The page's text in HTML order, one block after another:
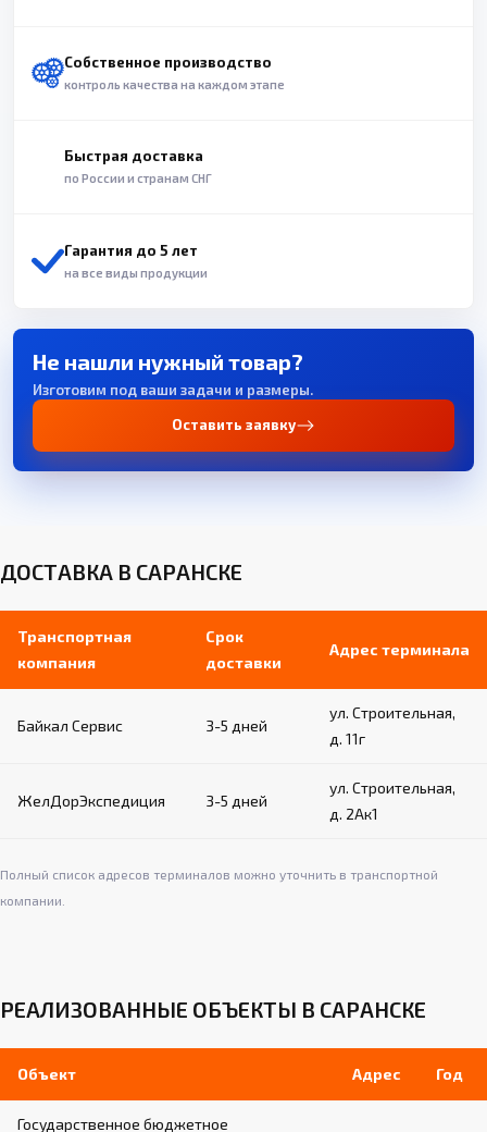
Собственное производство
контроль качества на каждом этапе
Быстрая доставка
по России и странам СНГ
Гарантия до 5 лет
на все виды продукции
Не нашли нужный товар?
Изготовим под ваши задачи и размеры.
Оставить заявку
ДОСТАВКА В САРАНСКЕ
Транспортная
компания
Срок
доставки
Адрес терминала
Байкал Сервис 3-5 дней
ул. Строительная,
д. 11г
ЖелДорЭкспедиция 3-5 дней
ул. Строительная,
д. 2Ак1
Полный список адресов терминалов можно уточнить в транспортной
компании.
РЕАЛИЗОВАННЫЕ ОБЪЕКТЫ В САРАНСКЕ
Объект Адрес Год
Государственное бюджетное